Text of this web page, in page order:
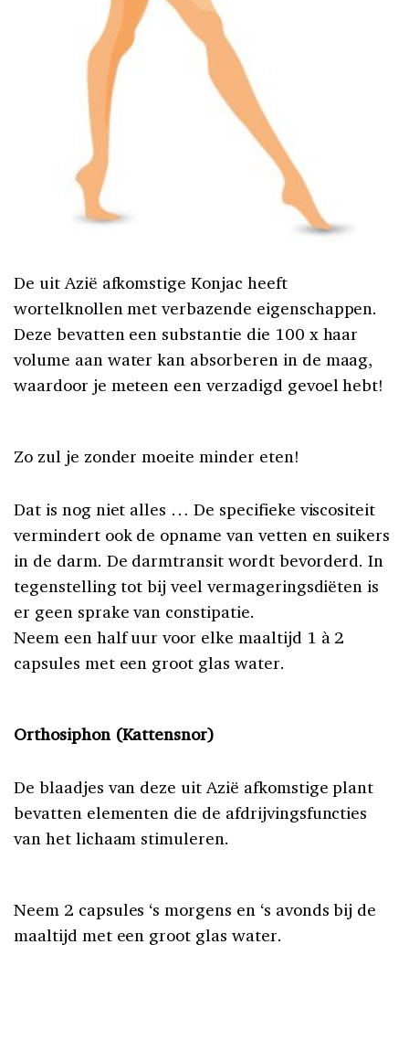
De uit Azië afkomstige Konjac heeft
wortelknollen met verbazende eigenschappen.
Deze bevatten een substantie die 100 x haar
volume aan water kan absorberen in de maag,
waardoor je meteen een verzadigd gevoel hebt!
Zo zul je zonder moeite minder eten!
Dat is nog niet alles … De specifieke viscositeit
vermindert ook de opname van vetten en suikers
in de darm. De darmtransit wordt bevorderd. In
tegenstelling tot bij veel vermageringsdiëten is
er geen sprake van constipatie.
Neem een half uur voor elke maaltijd 1 à 2
capsules met een groot glas water.
Orthosiphon (Kattensnor)
De blaadjes van deze uit Azië afkomstige plant
bevatten elementen die de afdrijvingsfuncties
van het lichaam stimuleren.
Neem 2 capsules ‘s morgens en ‘s avonds bij de
maaltijd met een groot glas water.